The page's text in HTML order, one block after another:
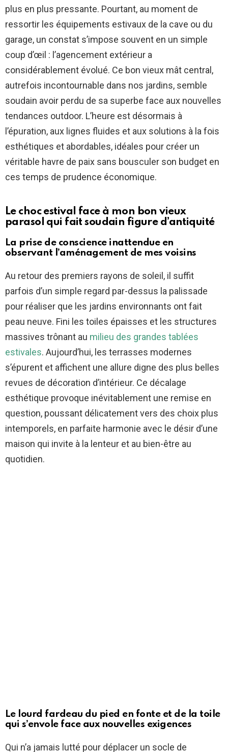
plus en plus pressante. Pourtant, au moment de
ressortir les équipements estivaux de la cave ou du
garage, un constat s’impose souvent en un simple
coup d’œil : l’agencement extérieur a
considérablement évolué. Ce bon vieux mât central,
autrefois incontournable dans nos jardins, semble
soudain avoir perdu de sa superbe face aux nouvelles
tendances outdoor. L’heure est désormais à
l’épuration, aux lignes fluides et aux solutions à la fois
esthétiques et abordables, idéales pour créer un
véritable havre de paix sans bousculer son budget en
ces temps de prudence économique.
Le choc estival face à mon bon vieux
parasol qui fait soudain figure d’antiquité
La prise de conscience inattendue en
observant l’aménagement de mes voisins
Au retour des premiers rayons de soleil, il suffit
parfois d’un simple regard par-dessus la palissade
pour réaliser que les jardins environnants ont fait
peau neuve. Fini les toiles épaisses et les structures
massives trônant au milieu des grandes tablées
estivales. Aujourd’hui, les terrasses modernes
s’épurent et affichent une allure digne des plus belles
revues de décoration d’intérieur. Ce décalage
esthétique provoque inévitablement une remise en
question, poussant délicatement vers des choix plus
intemporels, en parfaite harmonie avec le désir d’une
maison qui invite à la lenteur et au bien-être au
quotidien.
Le lourd fardeau du pied en fonte et de la toile
qui s’envole face aux nouvelles exigences
Qui n’a jamais lutté pour déplacer un socle de